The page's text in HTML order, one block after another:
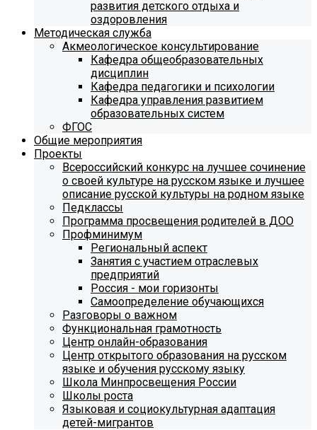
развития детского отдыха и
оздоровления
Методическая служба
Акмеологическое консультирование
Кафедра общеобразовательных
дисциплин
Кафедра педагогики и психологии
Кафедра управления развитием
образовательных систем
ФГОС
Общие мероприятия
Проекты
Всероссийский конкурс на лучшее сочинение
о своей культуре на русском языке и лучшее
описание русской культуры на родном языке
Педклассы
Программа просвещения родителей в ДОО
Профминимум
Региональный аспект
Занятия с участием отраслевых
предприятий
Россия - мои горизонты
Самоопределение обучающихся
Разговоры о важном
Функциональная грамотность
Центр онлайн-образования
Центр открытого образования на русском
языке и обучения русскому языку
Школа Минпросвещения России
Школы роста
Языковая и социокультурная адаптация
детей-мигрантов